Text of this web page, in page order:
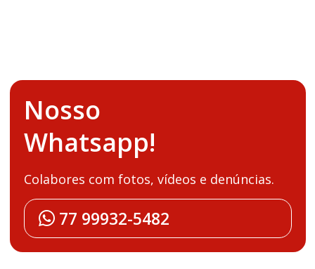
Nosso
Whatsapp!
Colabores com fotos, vídeos e denúncias.
77 99932-5482